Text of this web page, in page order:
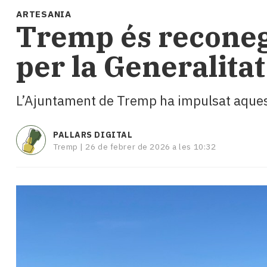
i
Cultura
Esports
Mai
tant!
i
El
temps
Enquestes
ARTESANIA
​Tremp és
per la Generalitat
L’Ajuntament de Tremp ha impulsat
PALLARS DIGITAL
Tremp | 26 de febrer de 2026 a les 10:32